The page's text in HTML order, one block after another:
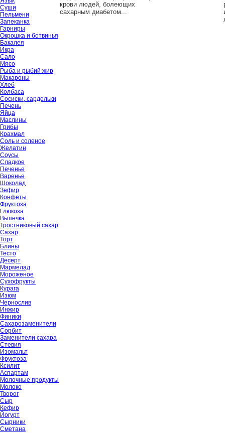
Суши
Пельмени
Запеканка
Гарниры
Окрошка и ботвинья
Бакалея
Икра
Сало
Мясо
Рыба и рыбий жир
Макароны
Хлеб
Колбаса
Сосиски, сардельки
Печень
Яйца
Маслины
Грибы
Крахмал
Соль и соленое
Желатин
Соусы
Сладкое
Печенье
Варенье
Шоколад
Зефир
Конфеты
Фруктоза
Глюкоза
Выпечка
Тростниковый сахар
Сахар
Торт
Блины
Тесто
Десерт
Мармелад
Мороженое
Сухофрукты
Курага
Изюм
Чернослив
Инжир
Финики
Сахарозаменители
Сорбит
Заменители сахара
Стевия
Изомальт
Фруктоза
Ксилит
Аспартам
Молочные продукты
Молоко
Творог
Сыр
Кефир
Йогурт
Сырники
Сметана
крови людей, болеющих
сахарным диабетом...